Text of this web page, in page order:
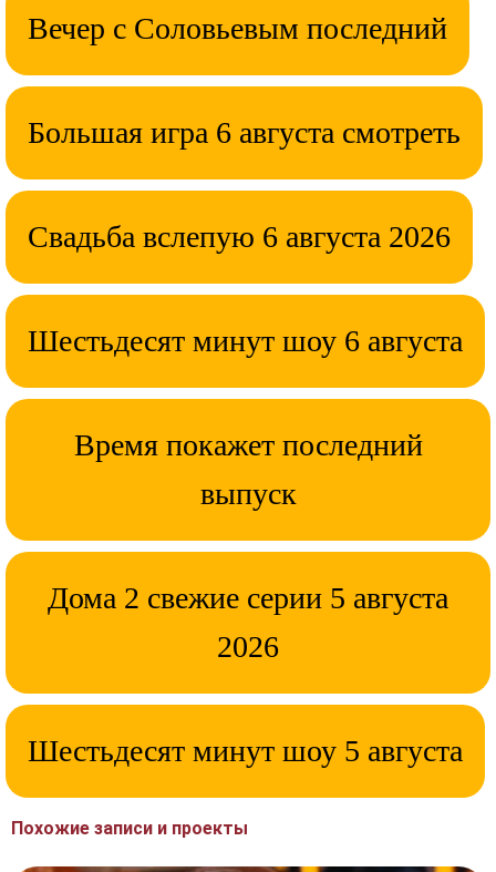
Вечер с Соловьевым последний
Большая игра 6 августа смотреть
Свадьба вслепую 6 августа 2026
Шестьдесят минут шоу 6 августа
Время покажет последний
выпуск
Дома 2 свежие серии 5 августа
2026
Шестьдесят минут шоу 5 августа
Похожие записи и проекты